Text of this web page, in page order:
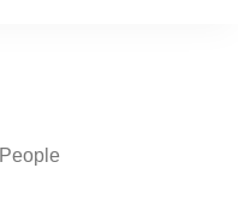
People